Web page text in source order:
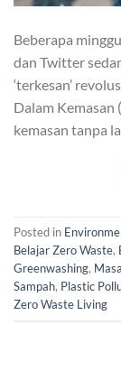
Beberapa
dan Twitter
‘terkesan’
Dalam
kemasan tanpa
Posted in
Belajar Zero Waste,
Greenwashing,
Sampah, Plastic
Zero Waste Living